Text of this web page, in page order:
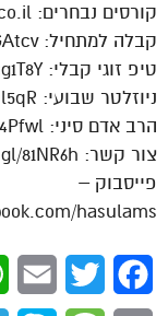
קורסים נבחרים: http://moodle.hasulam.co.il
קבלה למתחיל: http://goo.gl/zGAtcv
טיפ זוגי קבלי: https://goo.gl/cg1T8Y
ניוזלטר שבועי: http://goo.gl/uQl5qR
הרב אדם סיני: http://goo.gl/B4Pfwl
צור קשר: http://goo.gl/81NR6h
פייסבוק –
hasulams
Facebook
Twitter